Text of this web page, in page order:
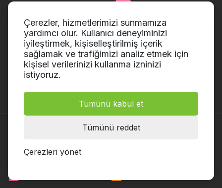
Çerezler, hizmetlerimizi sunmamıza
yardımcı olur. Kullanıcı deneyiminizi
iyileştirmek, kişiselleştirilmiş içerik
sağlamak ve trafiğimizi analiz etmek için
kişisel verilerinizi kullanma izninizi
istiyoruz.
Tümünü kabul et
Tümünü reddet
Çerezleri yönet
PDF Editor